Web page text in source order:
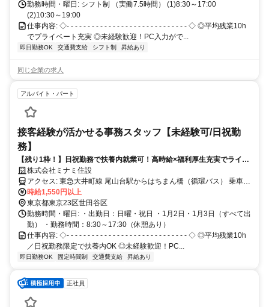
勤務時間・曜日: シフト制 （実働7.5時間） (1)8:30～17:00
(2)10:30～19:00
仕事内容: ◇- - - - - - - - - - - - - - - - - - - - - - - - - - - - - ◇ ◎平均残業10h
でプライベート充実 ◎未経験歓迎！PC入力がで...
即日勤務OK 交通費支給 シフト制 昇給あり
同じ企業の求人
アルバイト・パート
接客経験が活かせる事務スタッフ【未経験可/日祝勤
務】
【残り1枠！】日祝勤務で扶養内就業可！高時給×福利厚生充実でライフ
スタイルに合ったシフト勤務が可能！
株式会社ミナミ住設
アクセス: 東急大井町線 尾山台駅からはちまん橋（循環バス） 乗車時
間：約7〜9分、下車後：徒歩1分程度
時給1,550円以上
東京都東京23区世田谷区
勤務時間・曜日: ・出勤日：日曜・祝日 ・1月2日・1月3日（すべて出
勤） ・勤務時間：8:30～17:30（休憩あり）
仕事内容: ◇- - - - - - - - - - - - - - - - - - - - - - - - - - - - - ◇ ◎平均残業10h
／日祝勤務限定で扶養内OK ◎未経験歓迎！PC...
即日勤務OK 固定時間制 交通費支給 昇給あり
正社員